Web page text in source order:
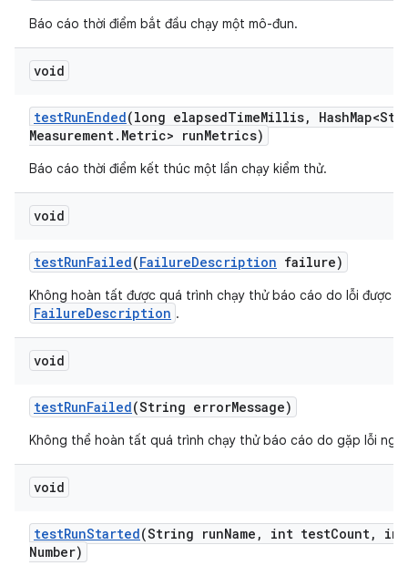
Báo cáo thời điểm bắt đầu chạy một mô-đun.
void
testRunEnded(long elapsedTimeMillis, Hash
Measurement. Metric> runMetrics)
Báo cáo thời điểm kết thúc một lần chạy kiểm thử.
void
testRunFailed(FailureDescription failure)
Không hoàn tất được quá trình chạy thử báo cáo do lỗi được
FailureDescription .
void
testRunFailed(String errorMessage)
Không thể hoàn tất quá trình chạy thử báo cáo do gặp lỗi
void
testRunStarted(String runName , int testCount,
int
Number)